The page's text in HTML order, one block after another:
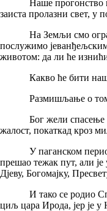
Наше прогонство из
заиста пролазни свет, у
На Земљи смо
послужимо
животом: да ли ће
Какво ће бити наше
Размишљање о томе и
Бог жели спасење и
жалост, покаткад кроз
У паганском периоду,
прешао тежак пут, али је
Дјеву, Богомајку,
И тако се родио
циљ цара Ирода, јер је у